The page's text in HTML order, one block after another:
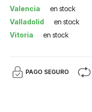
Valencia
en stock
Valladolid
en stock
Vitoria
en stock
PAGO SEGURO